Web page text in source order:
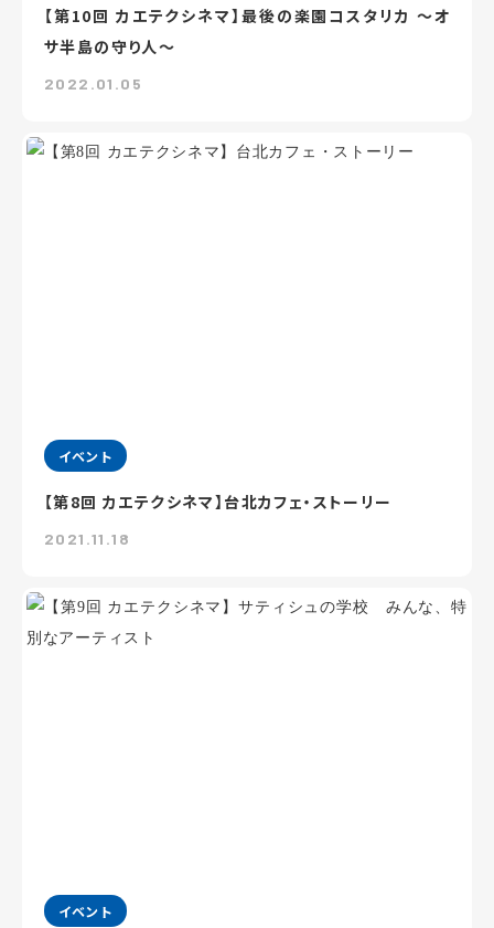
【第10回 カエテクシネマ】最後の楽園コスタリカ ～オ
サ半島の守り人～
2022.01.05
イベント
【第8回 カエテクシネマ】台北カフェ・ストーリー
2021.11.18
イベント